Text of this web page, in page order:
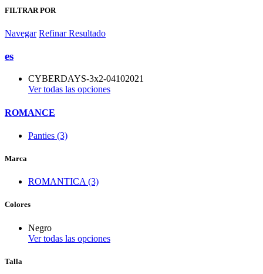
FILTRAR POR
Navegar Refinar Resultado
es
CYBERDAYS-3x2-04102021
Ver todas las opciones
ROMANCE
Panties (3)
Marca
ROMANTICA (3)
Colores
Negro
Ver todas las opciones
Talla